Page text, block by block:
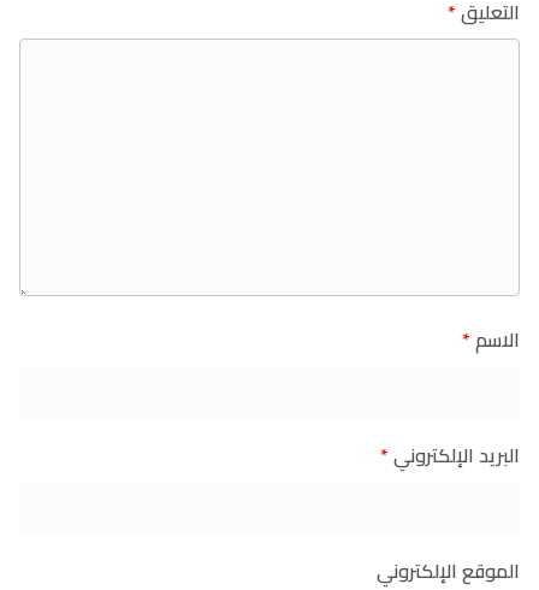
التعليق*
الاسم*
البريد الإلكتروني*
الموقع الإلكتروني